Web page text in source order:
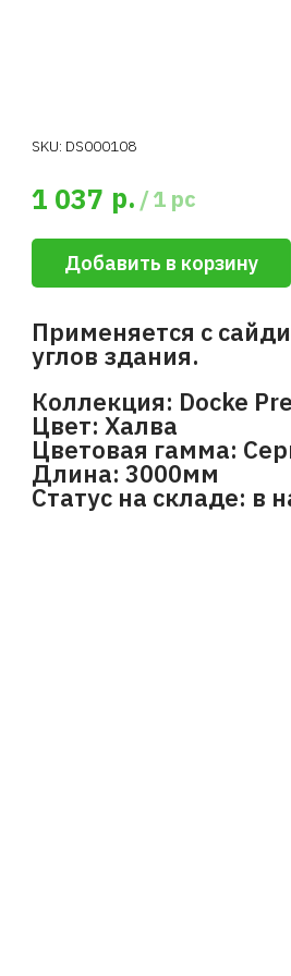
SKU: DS000108
1 037 р. /1 pc
Добавить в корзину
Применяется с
углов здания.
Коллекция: Docke
Цвет: Халва
Цветовая гамма:
Длина: 3000мм
Статус на складе: в